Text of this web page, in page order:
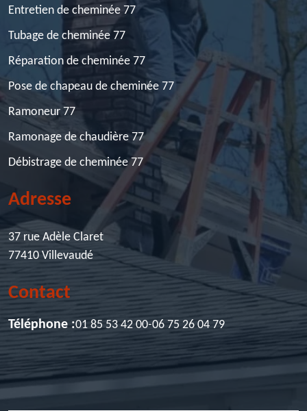
Entretien de cheminée 77
Tubage de cheminée 77
Réparation de cheminée 77
Pose de chapeau de cheminée 77
Ramoneur 77
Ramonage de chaudière 77
Débistrage de cheminée 77
Adresse
37 rue Adèle Claret
77410 Villevaudé
Contact
Téléphone :01 85 53 42 00-06 75 26 04 79